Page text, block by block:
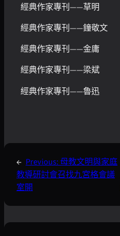
經典作家專刊——草明
經典作家專刊——鐘敬文
經典作家專刊——金庸
經典作家專刊——梁斌
經典作家專刊——魯迅
← Previous: 母教文明與家庭
教導研討會召找九宮格會議
室開